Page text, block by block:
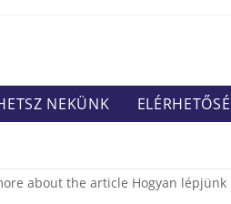
NEKÜNK